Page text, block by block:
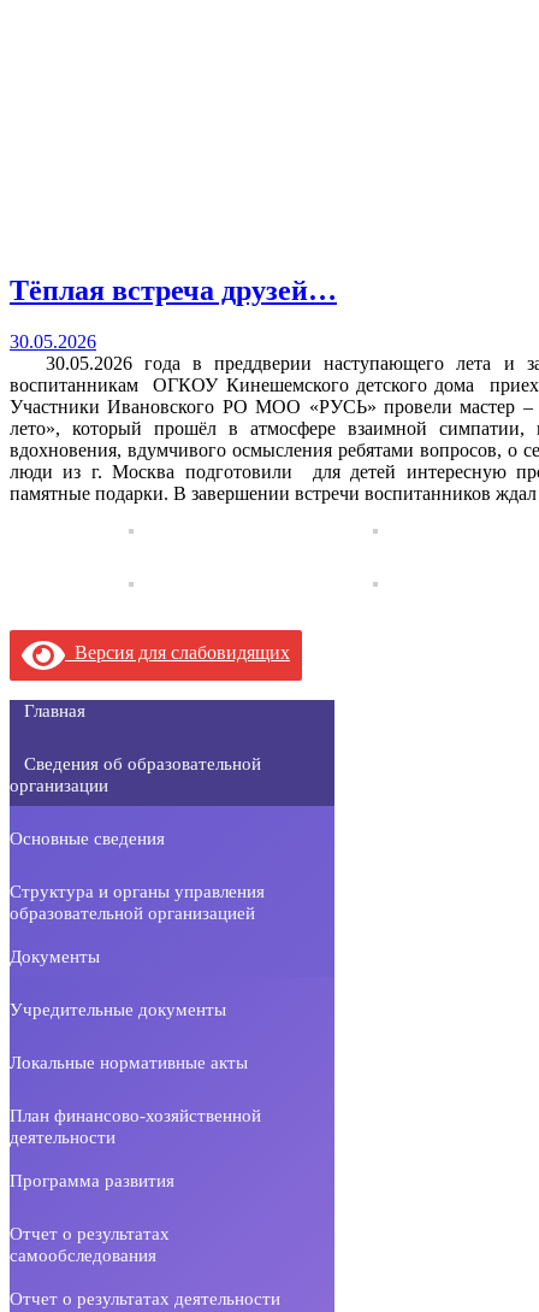
Тёплая встреча друзей…
30.05.2026
30.05.2026 года в преддверии наступающего лета и
воспитанникам ОГКОУ Кинешемского детского дома
Участники Ивановского РО МОО «РУСЬ» провели мастер –
лето», который прошёл в атмосфере взаимной симпатии,
вдохновения, вдумчивого осмысления ребятами вопросов,
люди из г. Москва подготовили для детей интересную
памятные подарки. В завершении встречи воспитанников
Версия для слабовидящих
Главная
Сведения об образовательной
организации
Основные сведения
Структура и органы управления
образовательной организацией
Документы
Учредительные документы
Локальные нормативные акты
План финансово-хозяйственной
деятельности
Программа развития
Отчет о результатах
самообследования
Отчет о результатах деятельности